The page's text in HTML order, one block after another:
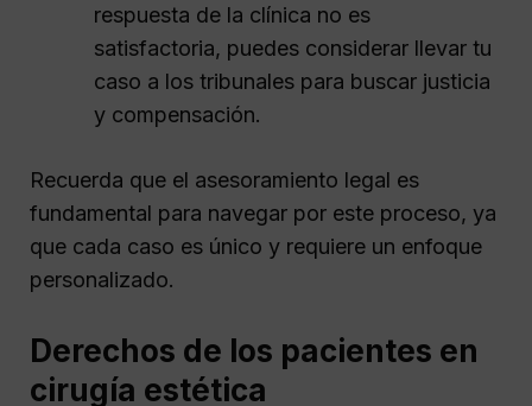
respuesta de la clínica no es
satisfactoria, puedes considerar llevar tu
caso a los tribunales para buscar justicia
y compensación.
Recuerda que el asesoramiento legal es
fundamental para navegar por este proceso, ya
que cada caso es único y requiere un enfoque
personalizado.
Derechos de los pacientes en
cirugía estética